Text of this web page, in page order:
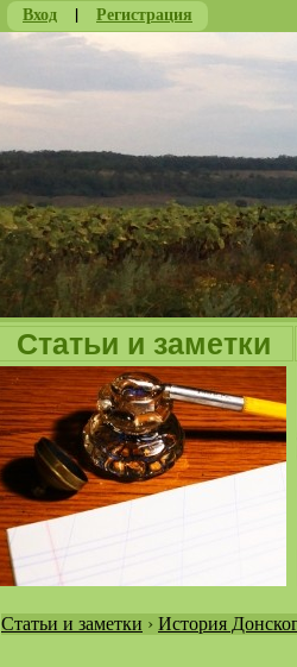
Вход | Регистрация
Статьи и заметки
Статьи и заметки › История